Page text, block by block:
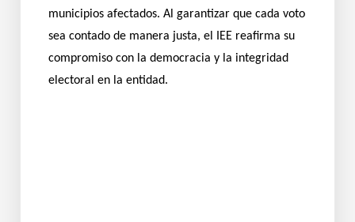
municipios afectados. Al garantizar que cada voto
sea contado de manera justa, el IEE reafirma su
compromiso con la democracia y la integridad
electoral en la entidad.